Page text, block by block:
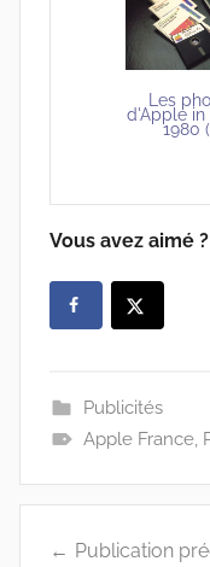
Les
d'Apple in
1980
Vous avez aimé
Publicités
Apple France,
Publication